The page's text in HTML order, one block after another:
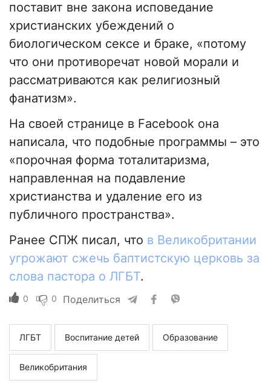
поставит вне закона исповедание
христианских убеждений о
биологическом сексе и браке, «потому
что они противоречат новой морали и
рассматриваются как религиозный
фанатизм».
На своей странице в Facebook она
написала, что подобные программы – это
«порочная форма тоталитаризма,
направленная на подавление
христианства и удаление его из
публичного пространства».
Ранее СПЖ писал, что в Великобритании
угрожают сжечь баптистскую церковь за
слова пастора о ЛГБТ.
0 0 Поделиться
ЛГБТ Воспитание детей Образование
Великобритания